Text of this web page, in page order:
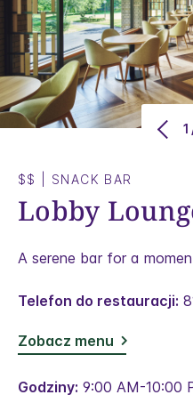
$$ SNACK BAR
Lobby
A serene bar for a
Telefon do restauracji:
Zobacz menu
Godziny: 9:00 AM-10:00